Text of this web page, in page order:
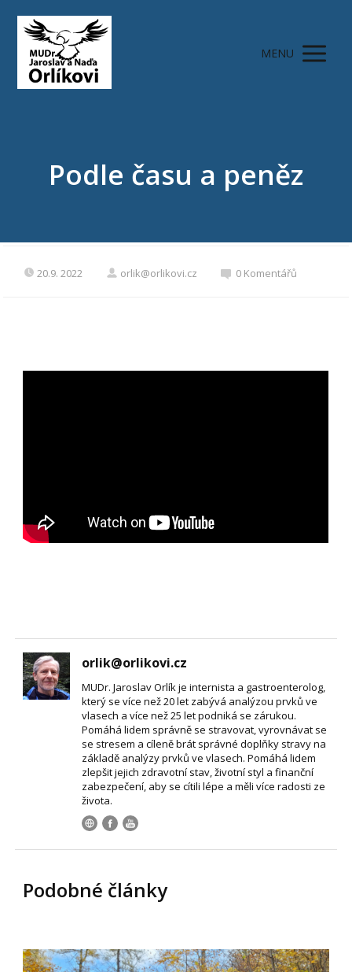
MENU
Podle času a peněz
20.9. 2022 orlik@orlikovi.cz 0 Komentářů
orlik@orlikovi.cz
MUDr. Jaroslav Orlík je internista a gastroenterolog,
který se více než 20 let zabývá analýzou prvků ve
vlasech a více než 25 let podniká se zárukou.
Pomáhá lidem správně se stravovat, vyrovnávat se
se stresem a cíleně brát správné doplňky stravy na
základě analýzy prvků ve vlasech. Pomáhá lidem
zlepšit jejich zdravotní stav, životní styl a finanční
zabezpečení, aby se cítili lépe a měli více radosti ze
života.
Podobné články